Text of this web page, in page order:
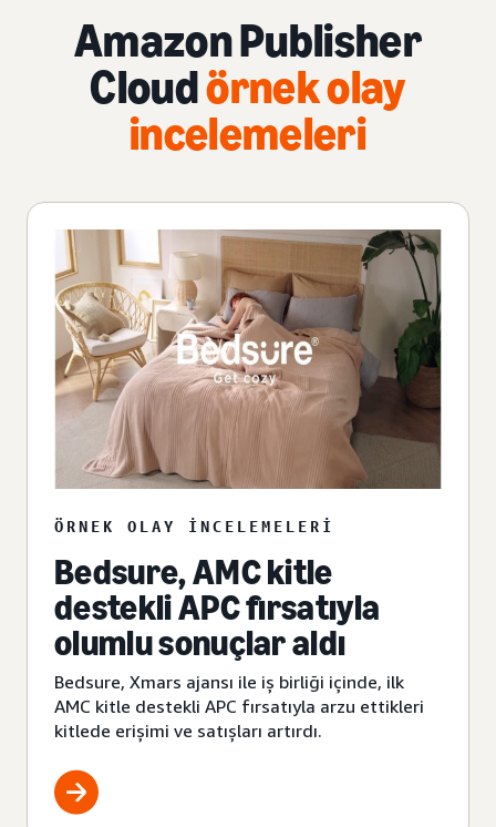
Amazon Publisher
Cloudörnek olay
incelemeleri
ÖRNEK OLAY INCELEMELERI
Bedsure, AMC kitle
destekli APC fırsatıyla
olumlu sonuçlar aldı
Bedsure, Xmars ajansı ile iş birliği içinde, ilk
AMC kitle destekli APC fırsatıyla arzu ettikleri
kitlede erişimi ve satışları artırdı.